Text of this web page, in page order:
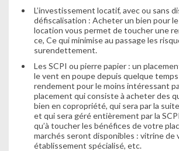
L’investissement locatif, avec ou sans
défiscalisation : Acheter un bien pour
location vous permet de toucher une
ce, Ce qui minimise au passage les
surendettement.
Les SCPI ou pierre papier : un
le vent en poupe depuis quelque
rendement pour le moins intéressant
placement qui consiste à acheter des
bien en copropriété, qui sera par la
et qui sera géré entièrement par la
qu’à toucher les bénéfices de votre
marchés seront disponibles : vitrine de
établissement spécialisé, etc.